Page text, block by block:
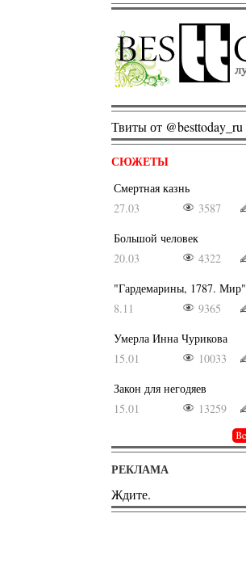
Твиты от @besttoday_ru
СЮЖЕТЫ
Смертная казнь
27.03
3587
Большой человек
20.03
4322
"Гардемарины, 1787. Мир"
8.11
9365
Умерла Инна Чурикова
15.01
10033
Закон для негодяев
15.01
13259
РЕКЛАМА
Ждите.